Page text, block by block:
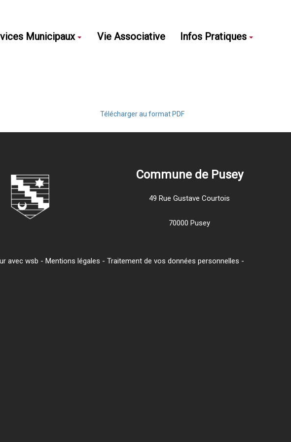
Municipaux Vie Associative Infos Pratiques
Télécharger au format PDF
Commune de Pusey
49 Rue Gustave Courtois
70000 Pusey
avec wsb - Mentions légales - Traitement de vos données personnelles -